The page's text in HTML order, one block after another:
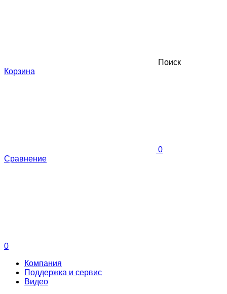
Поиск
Корзина
0
Сравнение
0
Компания
Поддержка и сервис
Видео